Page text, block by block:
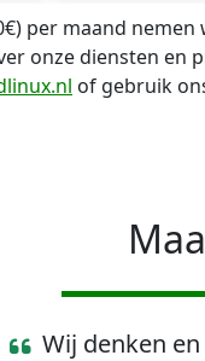
per maand
onze diensten en
of gebruik
Wij denken